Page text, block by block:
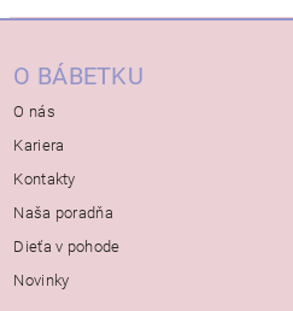
O BÁBETKU
O nás
Kariera
Kontakty
Naša poradňa
Dieťa v pohode
Novinky